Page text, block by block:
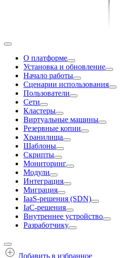
О платформе
Установка и обновление
Начало работы
Сценарии использования
Пользователи
Сети
Кластеры
Виртуальные машины
Резервные копии
Хранилища
Шаблоны
Скрипты
Мониторинг
Модули
Интеграция
Миграция
IaaS-решения (SDN)
IaC-решения
Внутреннее устройство
Разработчику
Добавить в избранное